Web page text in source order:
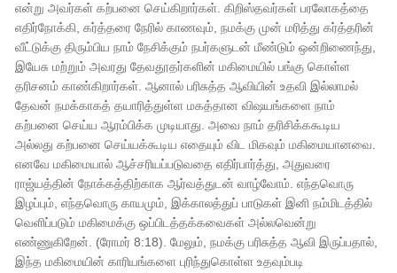
என்று அவர்கள் கற்பனை செய்கிறார்கள். கிறிஸ்தவர்கள் பரலோகத்தை
எதிர்நோக்கி, கர்த்தரை நேரில் காணவும், நமக்கு முன் மரித்து கர்த்தரின்
வீட்டுக்கு திரும்பிய நாம் நேசிக்கும் நபர்களுடன் மீண்டும் ஒன்றிணைந்து,
இயேசு மற்றும் அவரது தேவதூதர்களின் மகிமையில் பங்கு கொள்ள
தரிசனம் காண்கிறார்கள். ஆனால் பரிசுத்த ஆவியின் உதவி இல்லாமல்
தேவன் நமக்காகத் தயாரித்துள்ள மகத்தான விஷயங்களை நாம்
கற்பனை செய்ய ஆரம்பிக்க முடியாது. அவை நாம் தரிசிக்ககூடிய
அல்லது கற்பனை செய்யக்கூடிய எதையும் விட மிகவும் மகிமையானவை.
எனவே மகிமையால் ஆச்சரியப்படுவதை எதிர்பார்த்து, அதுவரை
ராஜ்யத்தின் நோக்கத்திற்காக ஆர்வத்துடன் வாழ்வோம். எந்தவொரு
இழப்பும், எந்தவொரு காயமும், இக்காலத்துப் பாடுகள் இனி நம்மிடத்தில்
வெளிப்படும் மகிமைக்கு ஒப்பிடத்தக்கவைகள் அல்லவென்று
எண்ணுகிறேன். (ரோமர் 8:18). மேலும், நமக்கு பரிசுத்த ஆவி இருப்பதால்,
இந்த மகிமையின் காரியங்களை புரிந்துகொள்ள உதவும்படி